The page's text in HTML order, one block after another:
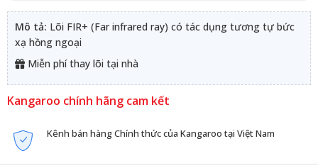
Mô tả: Lõi FIR+ (Far infrared ray) có tác dụng tương tự bức
xạ hồng ngoại
Miễn phí thay lõi tại nhà
Kangaroo chính hãng cam kết
Kênh bán hàng Chính thức của Kangaroo tại Việt Nam